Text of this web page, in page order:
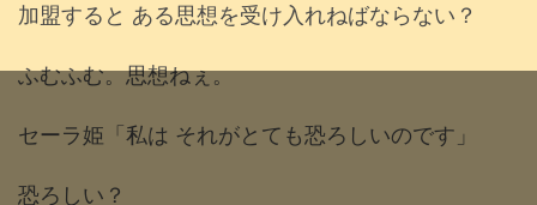
加盟すると ある思想を受け入れねばならない？
ふむふむ。思想ねぇ。
セーラ姫「私は それがとても恐ろしいのです」
恐ろしい？